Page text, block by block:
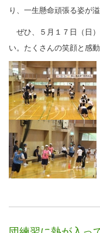
り、一生懸命頑張る姿が
ぜひ、５月１７日（日
い。たくさんの笑顔と感